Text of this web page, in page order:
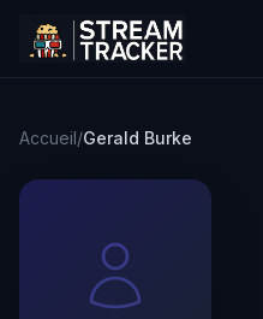
Accueil/Gerald Burke